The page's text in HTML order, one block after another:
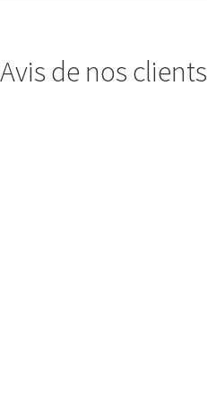
Avis de nos clients